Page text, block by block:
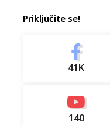
Priključite se!
41K
140